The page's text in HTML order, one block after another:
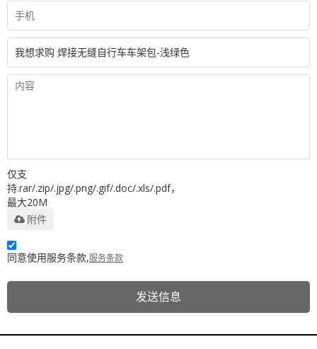
仅支
持.rar/.zip/.jpg/.png/.gif/.doc/.xls/.pdf，
最大20M
附件
同意使用服务条款,服务条款
发送信息